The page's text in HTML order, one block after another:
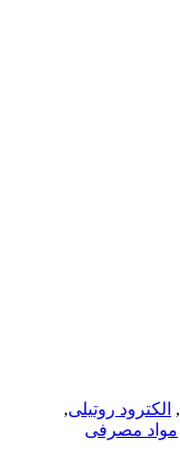
, الکترود روتیلی,
مواد مصرفی